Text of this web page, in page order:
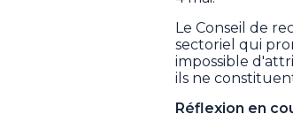
Le Conseil de
sectoriel qui
impossible
ils ne
Réflexion en